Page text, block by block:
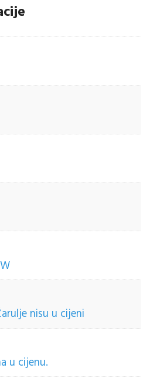
nisu u cijeni
u cijenu.